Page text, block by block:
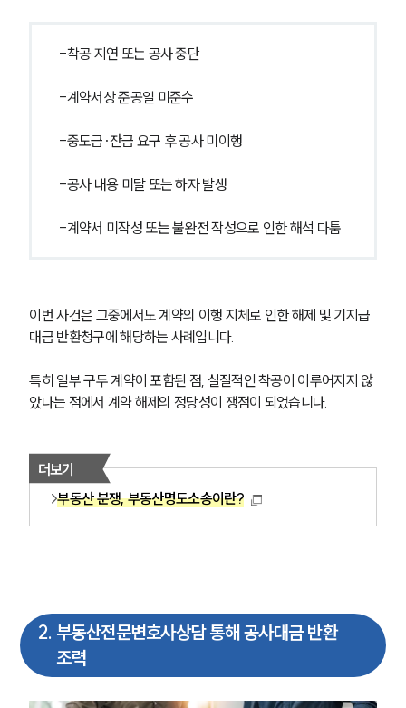
-착공 지연 또는 공사 중단
-계약서상 준공일 미준수
-중도금·잔금 요구 후 공사 미이행
-공사 내용 미달 또는 하자 발생
-계약서 미작성 또는 불완전 작성으로 인한 해석 다툼
이번 사건은 그중에서도 계약의 이행 지체로 인한 해제 및 기지급
대금 반환청구에 해당하는 사례입니다.
특히 일부 구두 계약이 포함된 점, 실질적인 착공이 이루어지지 않
았다는 점에서 계약 해제의 정당성이 쟁점이 되었습니다.
더보기
부동산 분쟁, 부동산명도소송이란?
2. 부동산전문변호사상담 통해 공사대금 반환
조력